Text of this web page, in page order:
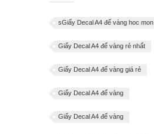
sGiấy Decal A4 đế vàng hoc mon
Giấy Decal A4 đế vàng rẻ nhất
Giấy Decal A4 đế vàng giá rẻ
Giấy Decal A4 đế vàng
Giấy Decal A4 đế vàng